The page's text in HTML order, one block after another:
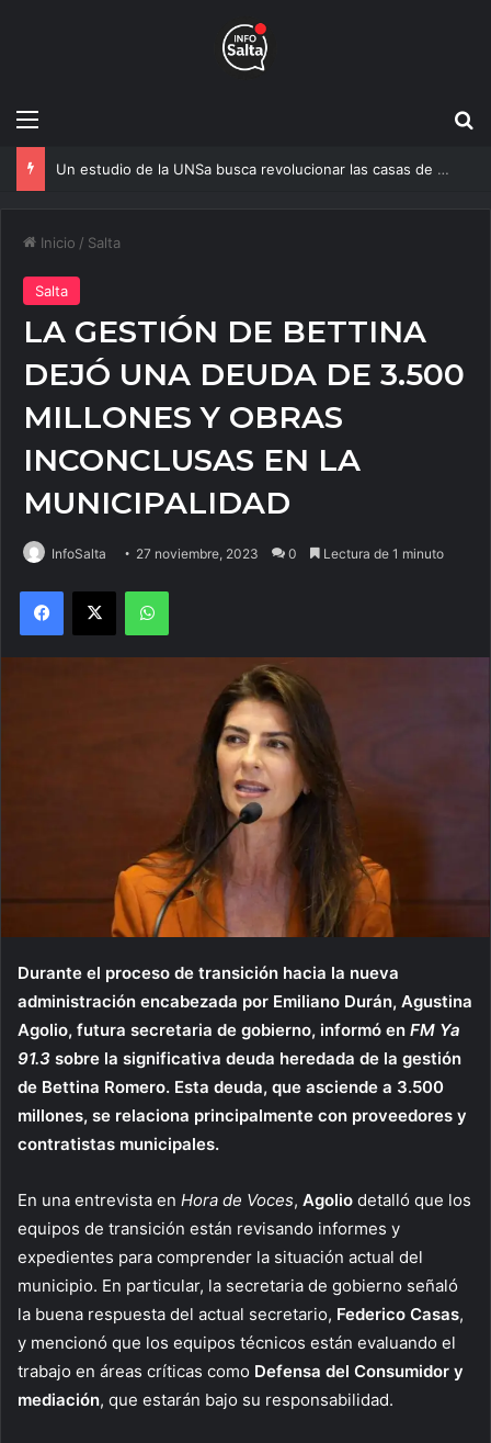
Menú
Un estudio de la UNSa busca revolucionar las casas de adobe y hacerlas más seguras
Inicio / Salta
Salta
LA GESTIÓN DE BETTINA
DEJÓ UNA DEUDA DE 3.500
MILLONES Y OBRAS
INCONCLUSAS EN LA
MUNICIPALIDAD
InfoSalta 27 noviembre, 2023 0 Lectura de 1 minuto
Facebook
X WhatsApp
Durante el proceso de transición hacia la nueva
administración encabezada por Emiliano Durán, Agustina
Agolio, futura secretaria de gobierno, informó en FM Ya
91.3 sobre la significativa deuda heredada de la gestión
de Bettina Romero. Esta deuda, que asciende a 3.500
millones, se relaciona principalmente con proveedores y
contratistas municipales.
En una entrevista en Hora de Voces, Agolio detalló que los
equipos de transición están revisando informes y
expedientes para comprender la situación actual del
municipio. En particular, la secretaria de gobierno señaló
la buena respuesta del actual secretario, Federico Casas,
y mencionó que los equipos técnicos están evaluando el
trabajo en áreas críticas como Defensa del Consumidor y
mediación, que estarán bajo su responsabilidad.